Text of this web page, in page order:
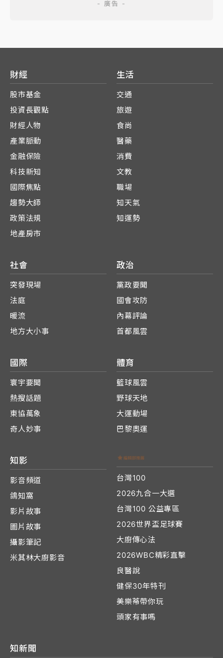
財經
股市基金
投資長觀點
財經人物
產業脈動
金融保險
科技新知
國際焦點
趨勢大師
政策法規
地產房市
生活
交通
旅遊
食尚
醫藥
消費
文教
職場
知天氣
知運勢
社會
突發現場
法庭
暖流
地方大小事
政治
黨政要聞
國會攻防
內幕評論
首都風雲
國際
寰宇要聞
熱搜話題
東協萬象
奇人妙事
體育
籃球風雲
野球天地
大運動場
巴黎奧運
知影
影音頻道
鴿知窩
影片故事
圖片故事
攝影筆記
米其林大廚影音
台灣100
2026九合一大選
台灣100 公益專區
2026世界盃足球賽
大廚傳心法
2026WBC精彩直擊
良醫說
健保30年特刊
美樂蒂帶你玩
頭家有事嗎
知新聞